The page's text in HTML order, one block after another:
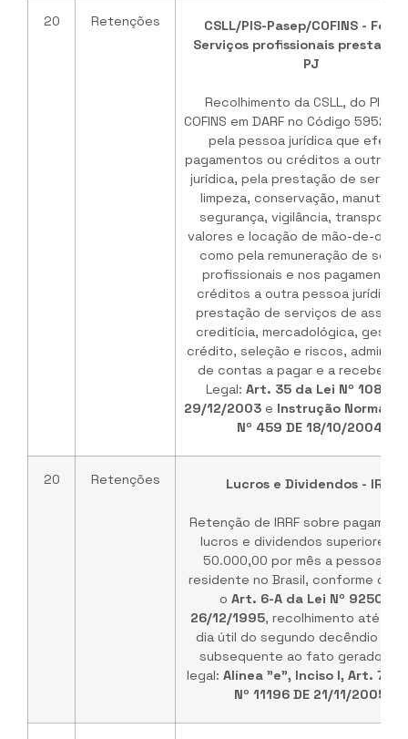
20 Retenções
CSLL/PIS-Pasep/COFINS -
Serviços profissionais prestados
PJ
Recolhimento da CSLL, do PIS e
COFINS em DARF no Código 5952,
pela pessoa jurídica que
pagamentos ou créditos a outra
jurídica, pela prestação de
limpeza, conservação,
segurança, vigilância, transporte
valores e locação de mão-de-obra,
como pela remuneração de
profissionais e nos pagamentos
créditos a outra pessoa jurídica
prestação de serviços de
creditícia, mercadológica,
crédito, seleção e riscos,
de contas a pagar e a receber.
Legal: Art. 35 da Lei Nº 10833
29/12/2003 e Instrução
Nº 459 DE 18/10/2004.
20 Retenções Lucros e Dividendos - IRRF
Retenção de IRRF sobre
lucros e dividendos superiores a
50.000,00 por mês a pessoa
residente no Brasil, conforme
o Art. 6-A da Lei Nº 9250 DE
26/12/1995, recolhimento até o
dia útil do segundo decêndio do
subsequente ao fato gerador.
legal: Alínea "e", Inciso I, Art. 70
Nº 11196 DE 21/11/2005